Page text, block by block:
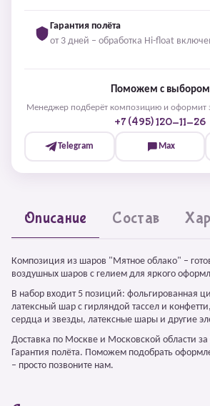
Гарантия полёта
от 3 дней – обработка Hi-float
Поможем с выбором
Менеджер подберёт композицию и оформит
+7 (495) 120-11-26
Telegram Max
Описание Состав
Композиция из шаров "Мятное облако" –
воздушных шаров с гелием для яркого
В набор входит 5 позиций: фольгированная
латексный шар с гирляндой тассел и
сердца и звезды, латексные шары и другие
Доставка по Москве и Московской области за
Гарантия полёта. Поможем подобрать
– просто позвоните нам.